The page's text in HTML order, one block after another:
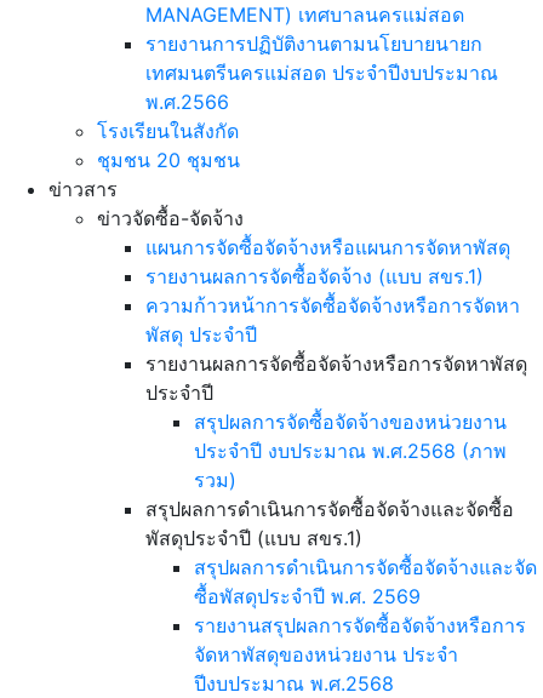
MANAGEMENT) เทศบาลนครแม่สอด
รายงานการปฏิบัติงานตามนโยบายนายก
เทศมนตรีนครแม่สอด ประจำปีงบประมาณ
พ.ศ.2566
โรงเรียนในสังกัด
ชุมชน 20 ชุมชน
ข่าวสาร
ข่าวจัดซื้อ-จัดจ้าง
แผนการจัดซื้อจัดจ้างหรือแผนการจัดหาพัสดุ
รายงานผลการจัดซื้อจัดจ้าง (แบบ สขร.1)
ความก้าวหน้าการจัดซื้อจัดจ้างหรือการจัดหา
พัสดุ ประจำปี
รายงานผลการจัดซื้อจัดจ้างหรือการจัดหาพัสดุ
ประจำปี
สรุปผลการจัดซื้อจัดจ้างของหน่วยงาน
ประจำปี งบประมาณ พ.ศ.2568 (ภาพ
รวม)
สรุปผลการดำเนินการจัดซื้อจัดจ้างและจัดซื้อ
พัสดุประจำปี (แบบ สขร.1)
สรุปผลการดำเนินการจัดซื้อจัดจ้างและจัด
ซื้อพัสดุประจำปี พ.ศ. 2569
รายงานสรุปผลการจัดซื้อจัดจ้างหรือการ
จัดหาพัสดุของหน่วยงาน ประจำ
ปีงบประมาณ พ.ศ.2568